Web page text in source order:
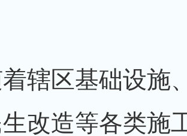
区基础设施
改造等各类施